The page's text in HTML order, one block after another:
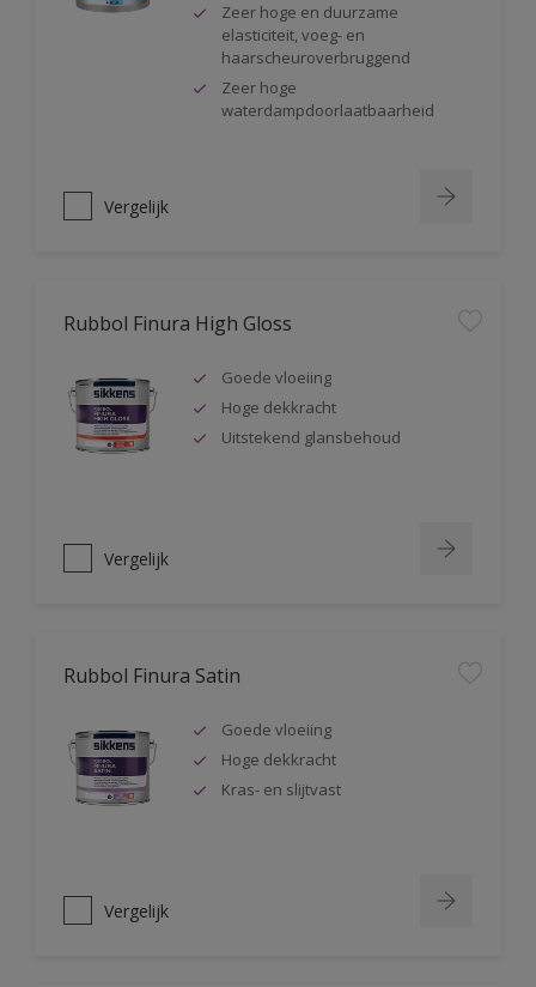
Zeer hoge en duurzame
elasticiteit, voeg- en
haarscheuroverbruggend
Zeer hoge
waterdampdoorlaatbaarheid
Vergelijk
Rubbol Finura High Gloss
Goede vloeiing
Hoge dekkracht
Uitstekend glansbehoud
Vergelijk
Rubbol Finura Satin
Goede vloeiing
Hoge dekkracht
Kras- en slijtvast
Vergelijk